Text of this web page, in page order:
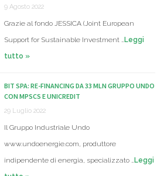
9 Agosto 2022
Grazie al fondo JESSICA (Joint European
Support for Sustainable Investment …Leggi
tutto »
BIT SPA: RE-FINANCING DA 33 MLN GRUPPO UNDO
CON MPSCS E UNICREDIT
29 Luglio 2022
Il Gruppo Industriale Undo
www.undoenergie.com, produttore
indipendente di energia, specializzato …Leggi